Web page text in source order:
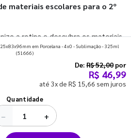
materiais escolares para o 2º
a rotina e descubra os materiais
para começar o segundo
em Porcelana - 4x0 - Sublimação - 325ml
(51666)
De: R$ 52,00 por
R$ 46,99
até 3x de R$ 15,66 sem juros
Quantidade
− +